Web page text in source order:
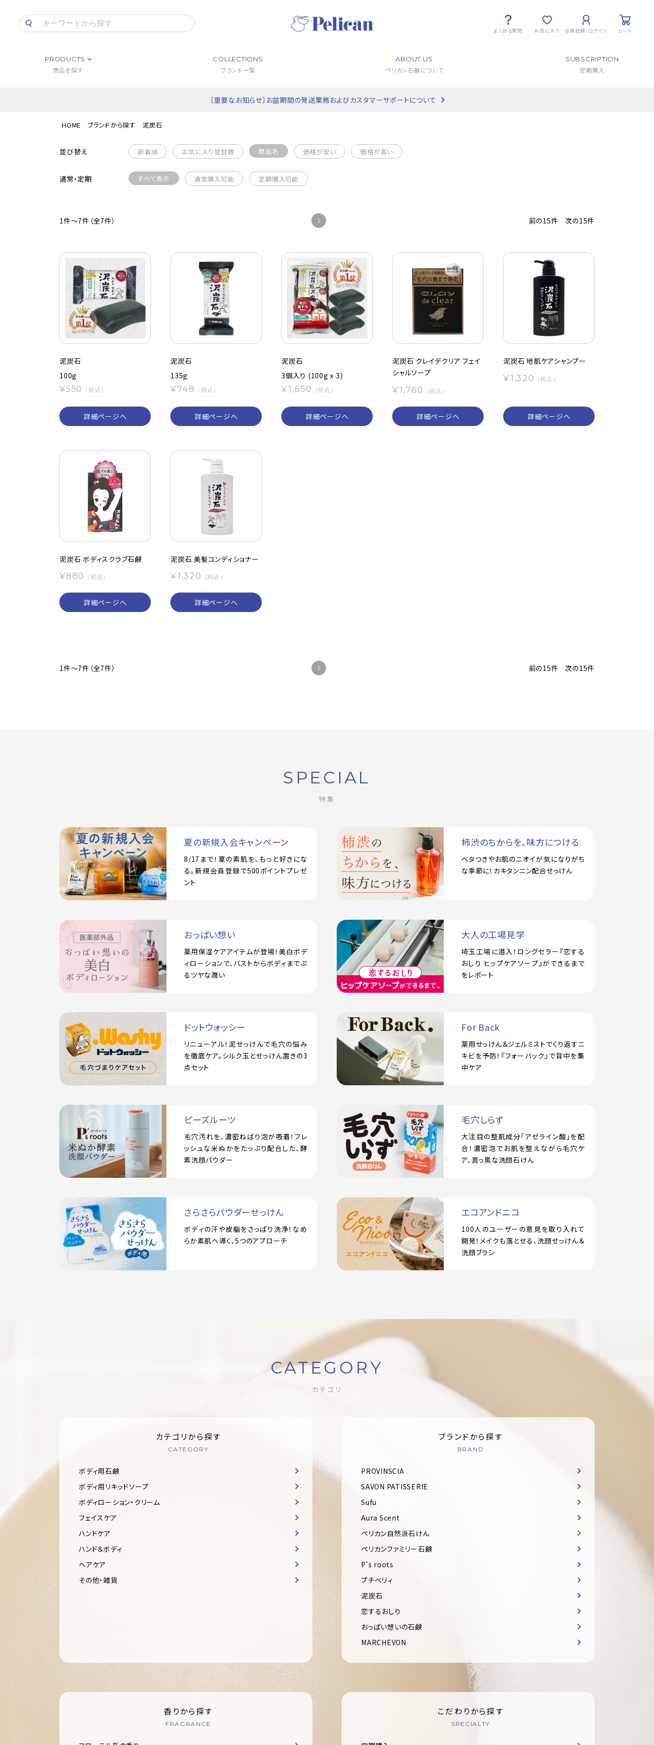
よくある質問 お気に入り 会員登録/ログイン カート
PRODUCTS
商品を探す
COLLECTIONS
ブランド一覧
ABOUT US
ペリカン石鹸について
SUBSCRIPTION
定期購入
［重要なお知らせ］お盆期間の発送業務およびカスタマーサポートについて
HOME ブランドから探す 泥炭石
並び替え 新着順 お気に入り登録数 商品名 価格が安い 価格が高い
通常・定期 すべて表示 通常購入可能 定期購入可能
1件～7件（全7件） 1 前の15件 次の15件
泥炭石
100g
¥550 （税込）
詳細ページへ
泥炭石
135g
¥748 （税込）
詳細ページへ
泥炭石
3個入り (100g x 3)
¥1,650 （税込）
詳細ページへ
泥炭石 クレイデクリア フェイ
シャルソープ
¥1,760 （税込）
詳細ページへ
泥炭石 地肌ケアシャンプー
¥1,320 （税込）
詳細ページへ
泥炭石 ボディスクラブ石鹸
¥880 （税込）
詳細ページへ
泥炭石 美髪コンディショナー
¥1,320 （税込）
詳細ページへ
1件～7件（全7件） 1 前の15件 次の15件
SPECIAL
特集
夏の新規入会キャンペーン
8/17まで！夏の素肌を、もっと好きにな
る。新規会員登録で500ポイントプレゼ
ント
柿渋のちからを、味方につける
ベタつきやお肌のニオイが気になりがち
な季節に！カキタンニン配合せっけん
おっぱい想い
薬用保湿ケアアイテムが登場！美白ボデ
ィローションで、バストからボディまでぷ
るツヤな潤い
大人の工場見学
埼玉工場に潜入！ロングセラー『恋する
おしり ヒップケアソープ』ができるまで
をレポート
ドットウォッシー
リニューアル！泥せっけんで毛穴の悩み
を徹底ケア。シルク玉とせっけん置きの3
点セット
For Back
薬用せっけん＆ジェルミストでくり返すニ
キビを予防！『フォーバック』で背中を集
中ケア
ピーズルーツ
毛穴汚れを、濃密ねばり泡が吸着！フレ
ッシュな米ぬかをたっぷり配合した、酵
素洗顔パウダー
毛穴しらず
大注目の整肌成分「アゼライン酸」を配
合！濃密泡でお肌を整えながら毛穴ケ
ア、真っ黒な洗顔石けん
さらさらパウダーせっけん
ボディの汗や皮脂をさっぱり洗浄！なめ
らか素肌へ導く、5つのアプローチ
エコアンドニコ
100人のユーザーの意見を取り入れて
開発！メイクも落とせる、洗顔せっけん＆
洗顔ブラシ
CATEGORY
カテゴリ
カテゴリから探す
CATEGORY
ボディ用石鹸
ボディ用リキッドソープ
ボディローション・クリーム
フェイスケア
ハンドケア
ハンド＆ボディ
ヘアケア
その他・雑貨
ブランドから探す
BRAND
PROVINSCIA
SAVON PATISSERIE
Sufu
Aura Scent
ペリカン自然派石けん
ペリカンファミリー石鹸
P's roots
プチベリィ
泥炭石
恋するおしり
おっぱい想いの石鹸
MARCHEVON
香りから探す
FRAGRANCE
こだわりから探す
SPECIALTY